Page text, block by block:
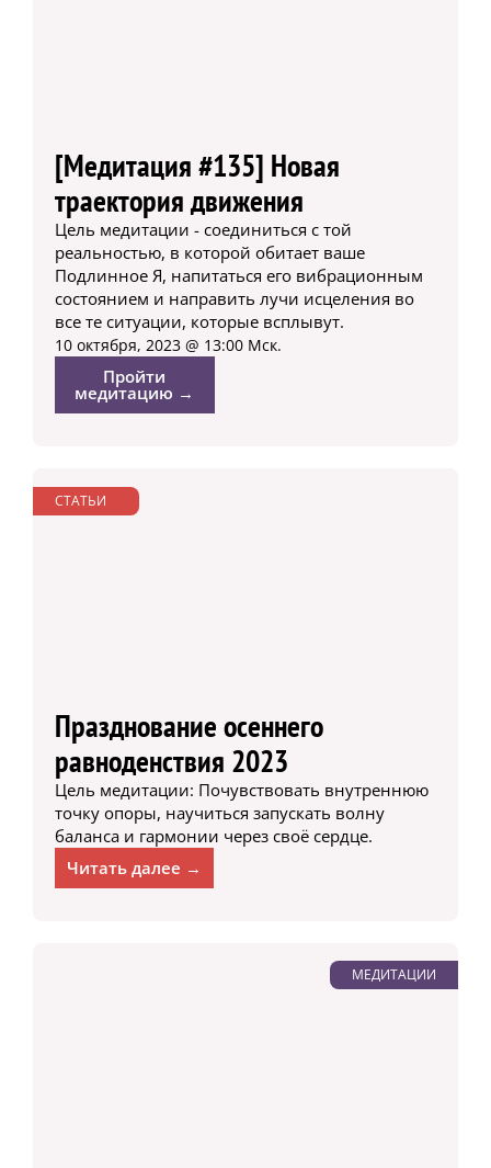
[Медитация #135] Новая
траектория движения
Цель медитации - соединиться с той
реальностью, в которой обитает ваше
Подлинное Я, напитаться его вибрационным
состоянием и направить лучи исцеления во
все те ситуации, которые всплывут.
10 октября, 2023 @ 13:00 Мск.
Пройти
медитацию →
СТАТЬИ
Празднование осеннего
равноденствия 2023
Цель медитации: Почувствовать внутреннюю
точку опоры, научиться запускать волну
баланса и гармонии через своё сердце.
Читать далее →
МЕДИТАЦИИ